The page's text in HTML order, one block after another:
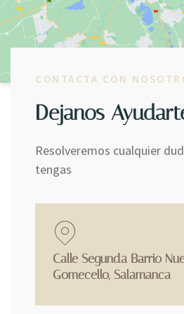
CONTACTA CON
Dejanos
Resolveremos cualquier
tengas
Calle Segunda Barrio
Gomecello, Salamanca